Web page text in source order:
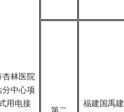
杏林医院
分中心项
用电接
福建国禹